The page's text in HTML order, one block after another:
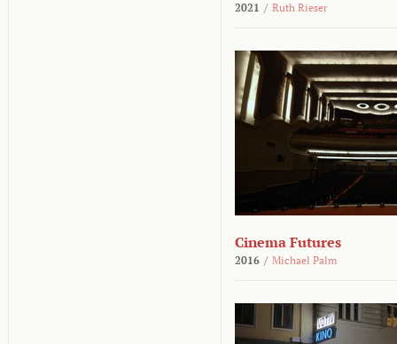
2021 / Ruth Rieser
Cinema Futures
2016 / Michael Palm